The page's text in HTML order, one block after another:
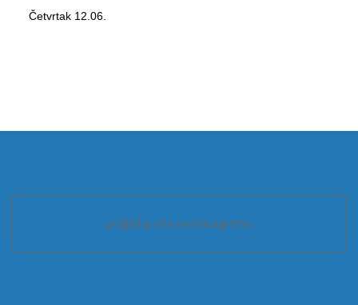
Četvrtak 12.06.
pogledaj više na instagramu